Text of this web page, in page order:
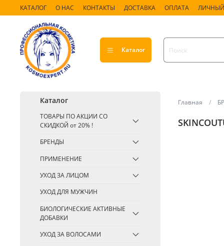
КАТАЛОГ О НАС КОНТАКТЫ ДОСТАВКА ОПЛАТА
Каталог
Главная
Каталог
ТОВАРЫ ПО АКЦИИ СО
СКИДКОЙ от 20% !
БРЕНДЫ
ПРИМЕНЕНИЕ
УХОД ЗА ЛИЦОМ
УХОД ДЛЯ МУЖЧИН
БИОЛОГИЧЕСКИЕ АКТИВНЫЕ
ДОБАВКИ
УХОД ЗА ВОЛОСАМИ